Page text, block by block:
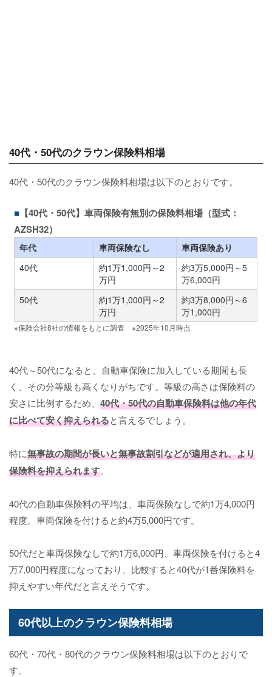
40代・50代のクラウン保険料相場
40代・50代のクラウン保険料相場は以下のとおりです。
【40代・50代】車両保険有無別の保険料相場（型式：
AZSH32）
年代 車両保険なし
車両保険あり
40代
約1万1,000円～2
万円
約3万5,000円～5
万6,000円
50代
約1万1,000円～2
万円
約3万8,000円～6
万1,000円
※保険会社8社の情報をもとに調査 ※2025年10月時点
40代～50代になると、自動車保険に加入している期間も長
く、その分等級も高くなりがちです。等級の高さは保険料の
安さに比例するため、 40代・50代の自動車保険料は他の年代
に比べて安く抑えられると言えるでしょう。
特に無事故の期間が長いと無事故割引などが適用され、より
保険料を抑えられます。
40代の自動車保険料の平均は、車両保険なしで約1万4,000円
程度。車両保険を付けると約4万5,000円です。
50代だと車両保険なしで約1万6,000円、車両保険を付けると4
万7,000円程度になっており、比較すると40代が1番保険料を
抑えやすい年代だと言えそうです。
60代以上のクラウン保険料相場
60代・70代・80代のクラウン保険料相場は以下のとおりで
す。